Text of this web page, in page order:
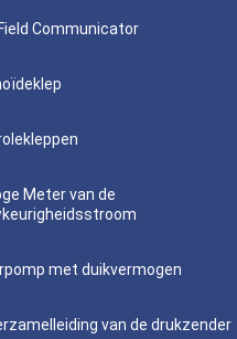
Communicator
Meter van de
met duikvermogen
van de drukzender